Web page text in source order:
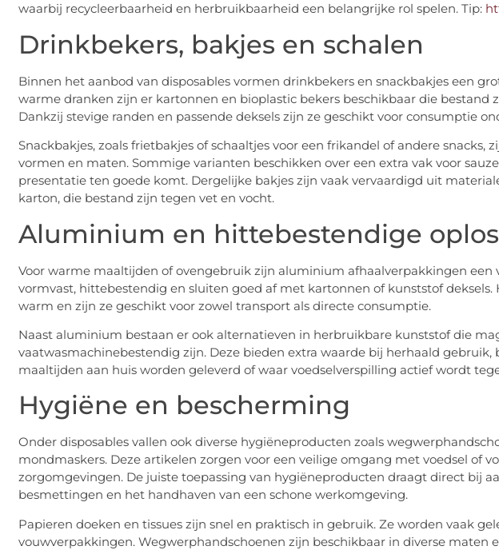
waarbij recycleerbaarheid en herbruikbaarheid een belangrijke rol spelen. Tip:
Drinkbekers, bakjes en schalen
Binnen het aanbod van disposables vormen drinkbekers en snackbakjes een
warme dranken zijn er kartonnen en bioplastic bekers beschikbaar die bestand
Dankzij stevige randen en passende deksels zijn ze geschikt voor consumptie
Snackbakjes, zoals frietbakjes of schaaltjes voor een frikandel of andere snacks,
vormen en maten. Sommige varianten beschikken over een extra vak voor
presentatie ten goede komt. Dergelijke bakjes zijn vaak vervaardigd uit
karton, die bestand zijn tegen vet en vocht.
Aluminium en hittebestendige
Voor warme maaltijden of ovengebruik zijn aluminium afhaalverpakkingen een
vormvast, hittebestendig en sluiten goed af met kartonnen of kunststof
warm en zijn ze geschikt voor zowel transport als directe consumptie.
Naast aluminium bestaan er ook alternatieven in herbruikbare kunststof die
vaatwasmachinebestendig zijn. Deze bieden extra waarde bij herhaald
maaltijden aan huis worden geleverd of waar voedselverspilling actief wordt
Hygiëne en bescherming
Onder disposables vallen ook diverse hygiëneproducten zoals
mondmaskers. Deze artikelen zorgen voor een veilige omgang met voedsel of
zorgomgevingen. De juiste toepassing van hygiëneproducten draagt direct bij
besmettingen en het handhaven van een schone werkomgeving.
Papieren doeken en tissues zijn snel en praktisch in gebruik. Ze worden vaak
vouwverpakkingen. Wegwerphandschoenen zijn beschikbaar in diverse maten